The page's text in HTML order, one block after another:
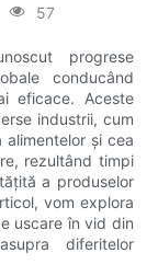
57
progrese
conducând
eficace. Aceste
industrii, cum
și cea
rezultând timpi
a produselor
vom explora
uscare în vid din
diferitelor